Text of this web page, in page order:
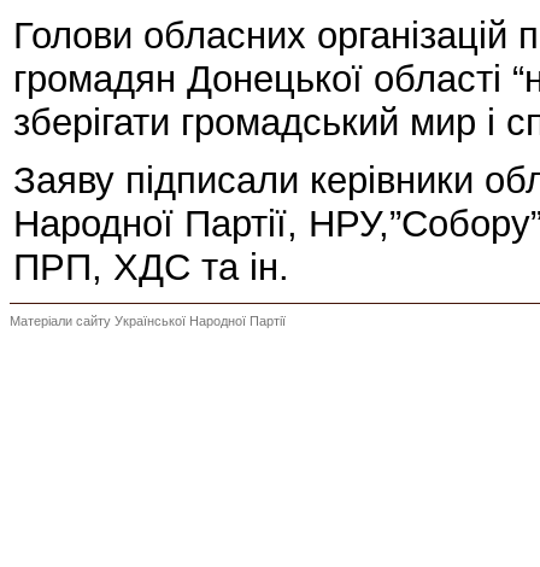
Голови обласних організацій
громадян Донецької області
зберігати громадський мир і
Заяву підписали керівники
Народної Партії,
ПРП, ХДС та ін.
Матеріали сайту Української Народної Партії